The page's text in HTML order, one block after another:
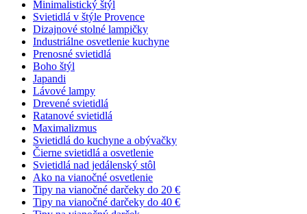
Minimalistický štýl
Svietidlá v štýle Provence
Dizajnové stolné lampičky
Industriálne osvetlenie kuchyne
Prenosné svietidlá
Boho štýl
Japandi
Lávové lampy
Drevené svietidlá
Ratanové svietidlá
Maximalizmus
Svietidlá do kuchyne a obývačky
Čierne svietidlá a osvetlenie
Svietidlá nad jedálenský stôl
Ako na vianočné osvetlenie
Tipy na vianočné darčeky do 20 €
Tipy na vianočné darčeky do 40 €